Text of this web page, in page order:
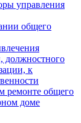
управления
общего
должностного
к
ремонте общего
доме